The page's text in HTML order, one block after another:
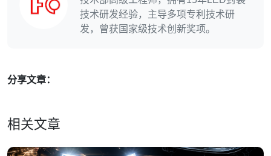
技术研发经验，主导多项专利技术研
发，曾获国家级技术创新奖项。
分享文章：
相关文章